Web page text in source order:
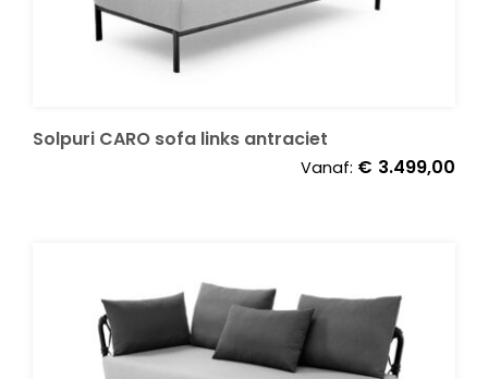
Solpuri CARO sofa links antraciet
Vanaf: € 3.499,00